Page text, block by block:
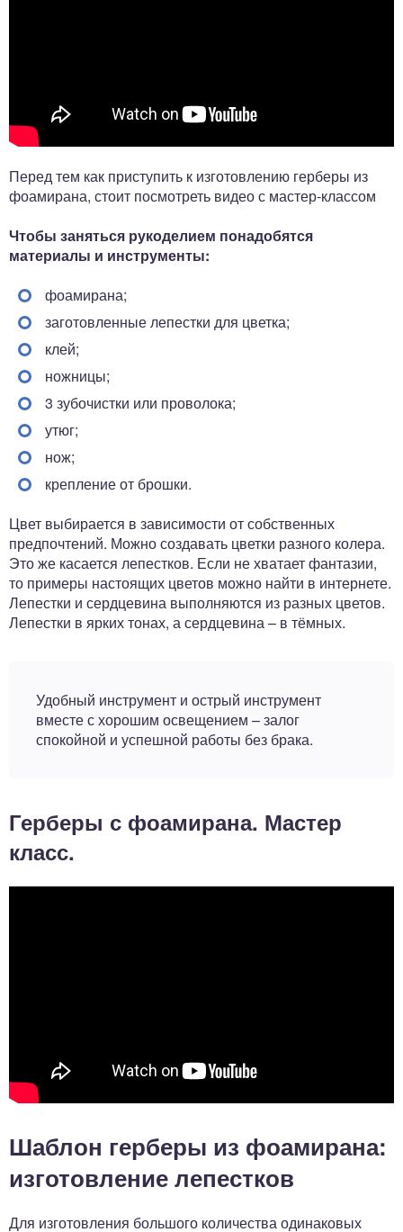
Перед тем как приступить к изготовлению герберы из
фоамирана, стоит посмотреть видео с мастер-классом
Чтобы заняться рукоделием понадобятся
материалы и инструменты:
фоамирана;
заготовленные лепестки для цветка;
клей;
ножницы;
3 зубочистки или проволока;
утюг;
нож;
крепление от брошки.
Цвет выбирается в зависимости от собственных
предпочтений. Можно создавать цветки разного колера.
Это же касается лепестков. Если не хватает фантазии,
то примеры настоящих цветов можно найти в интернете.
Лепестки и сердцевина выполняются из разных цветов.
Лепестки в ярких тонах, а сердцевина – в тёмных.
Удобный инструмент и острый инструмент
вместе с хорошим освещением – залог
спокойной и успешной работы без брака.
Герберы с фоамирана. Мастер
класс.
Шаблон герберы из фоамирана:
изготовление лепестков
Для изготовления большого количества одинаковых